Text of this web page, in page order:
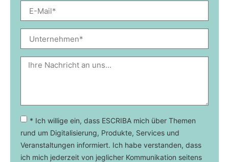
* Ich willige ein, dass ESCRIBA mich über Themen
rund um Digitalisierung, Produkte, Services und
Veranstaltungen informiert. Ich habe verstanden, dass
ich mich jederzeit von jeglicher Kommunikation seitens